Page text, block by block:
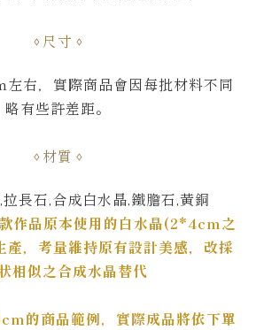
尺寸
右， 實際商品會因每批材料不同
略有些許差距。
材質
長石,合成白水晶,鐵膽石,黃銅
作品原本使用的白水晶(2*4cm之
產，考量維持原有設計美感，改採
相似之合成水晶替代
的商品範例，實際成品將依下單